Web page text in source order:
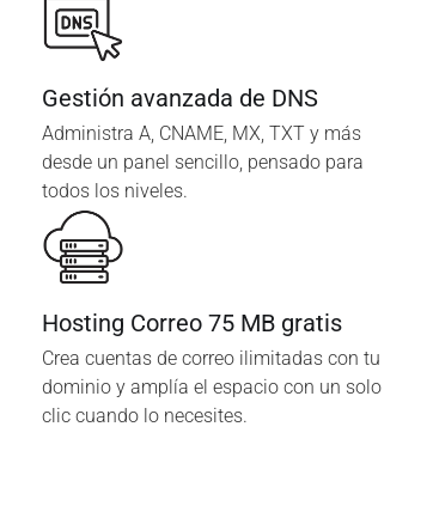
Gestión avanzada de DNS
Administra A, CNAME, MX, TXT y más
desde un panel sencillo, pensado para
todos los niveles.
Hosting Correo 75 MB gratis
Crea cuentas de correo ilimitadas con tu
dominio y amplía el espacio con un solo
clic cuando lo necesites.